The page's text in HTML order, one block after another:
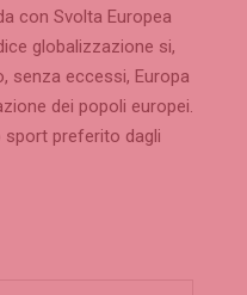
con Svolta Europea
globalizzazione si,
senza eccessi, Europa
dei popoli europei.
sport preferito dagli